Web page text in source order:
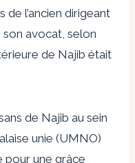
l’ancien dirigeant
avocat, selon
de Najib était
de Najib au sein
unie (UMNO)
pour une grâce